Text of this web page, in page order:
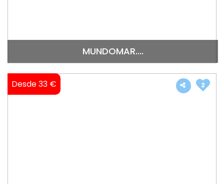
MUNDOMAR....
Desde 33 € 2